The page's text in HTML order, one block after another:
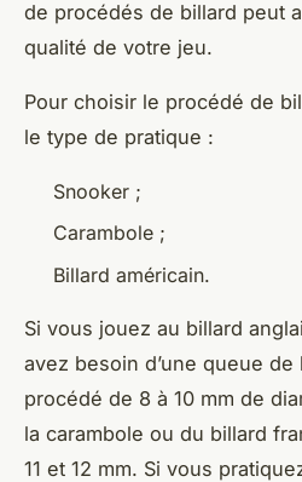
de procédés de billard peut
qualité de votre jeu.
Pour choisir le procédé de
le type de pratique :
Snooker ;
Carambole ;
Billard américain.
Si vous jouez au billard
avez besoin d’une queue de
procédé de 8 à 10 mm de
la carambole ou du billard
11 et 12 mm. Si vous